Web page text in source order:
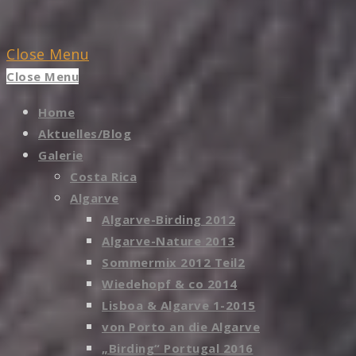
Close Menu
Close Menu
Home
Aktuelles/Blog
Galerie
Costa Rica
Algarve
Algarve-Birding 2012
Algarve-Nature 2013
Sommermix 2012 Teil2
Wiedehopf & co 2014
Lisboa & Algarve 1-2015
von Porto an die Algarve
„Birding“ Portugal 2016